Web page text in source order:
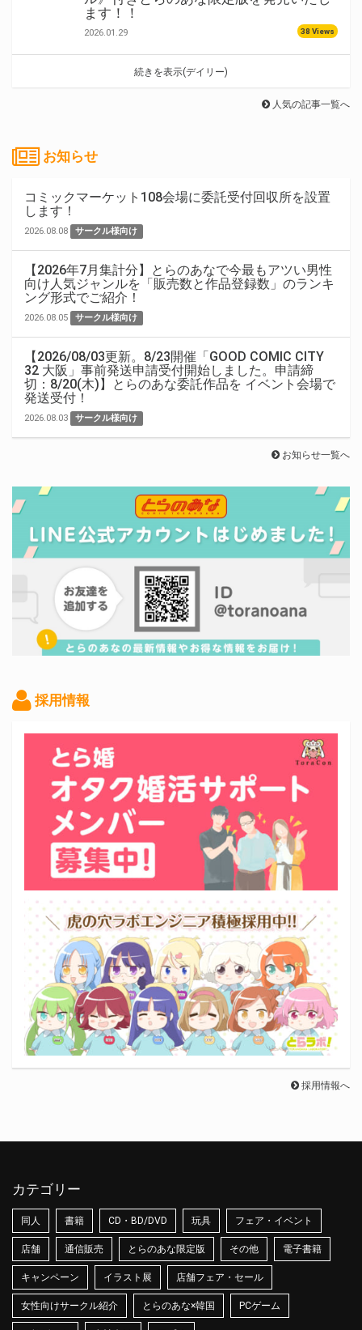
ます！！
2026.01.29 38 Views
続きを表示(デイリー)
人気の記事一覧へ
お知らせ
コミックマーケット108会場に委託受付回収所を設置
します！
2026.08.08 サークル様向け
【2026年7月集計分】とらのあなで今最もアツい男性
向け人気ジャンルを「販売数と作品登録数」のランキ
ング形式でご紹介！
2026.08.05 サークル様向け
【2026/08/03更新。8/23開催「GOOD COMIC CITY
32 大阪」事前発送申請受付開始しました。申請締
切：8/20(木)】とらのあな委託作品を イベント会場で
発送受付！
2026.08.03 サークル様向け
お知らせ一覧へ
採用情報
採用情報へ
カテゴリー
同人 書籍 CD・BD/DVD 玩具 フェア・イベント
店舗 通信販売 とらのあな限定版 その他 電子書籍
キャンペーン イラスト展 店舗フェア・セール
女性向けサークル紹介 とらのあな×韓国 PCゲーム